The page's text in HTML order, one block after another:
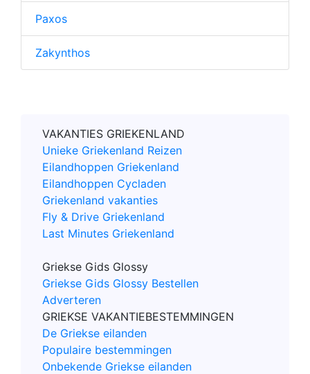
Paxos
Zakynthos
VAKANTIES GRIEKENLAND
Unieke Griekenland Reizen
Eilandhoppen Griekenland
Eilandhoppen Cycladen
Griekenland vakanties
Fly & Drive Griekenland
Last Minutes Griekenland
Griekse Gids Glossy
Griekse Gids Glossy Bestellen
Adverteren
GRIEKSE VAKANTIEBESTEMMINGEN
De Griekse eilanden
Populaire bestemmingen
Onbekende Griekse eilanden